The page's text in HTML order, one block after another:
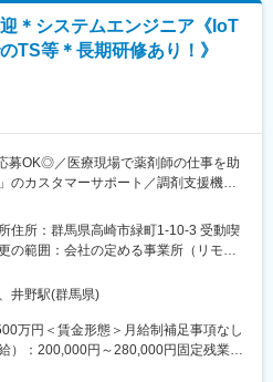
業務
ファーマとして発展する当社の中核と
プロセスの継続的改善のための活動へ
医薬品の品質保証業務に関する幅広い
。
規制に基づいた品質保証システムを取
年に米国に竣工予定の製造所の立ち
通用するキャリアを形成で来ます。
発・製造した医薬品を世界中の患者様
を実感できるポジションです。
技術に特化しながら、海外展開を重点
クラスの製薬メーカーです。
＊システムエンジニア《IoT
TS等＊長期研修あり！》
募OK◎／医療現場で薬剤師の仕事を助
のカスタマーサポート／調剤支援機
ている大型IoT製品や薬剤システムの運
ンジニア職となっております。未経験
加えて、メーカー直雇用という貴重な
領域へキャリアチェンジされたい方歓
住所：群馬県高崎市緑町1-10-3 受動喫
の範囲：会社の定める事業所（リモー
井野駅(群馬県)
万円＜賃金形態＞月給制補足事項なし
）：200,000円～280,000円固定残業手